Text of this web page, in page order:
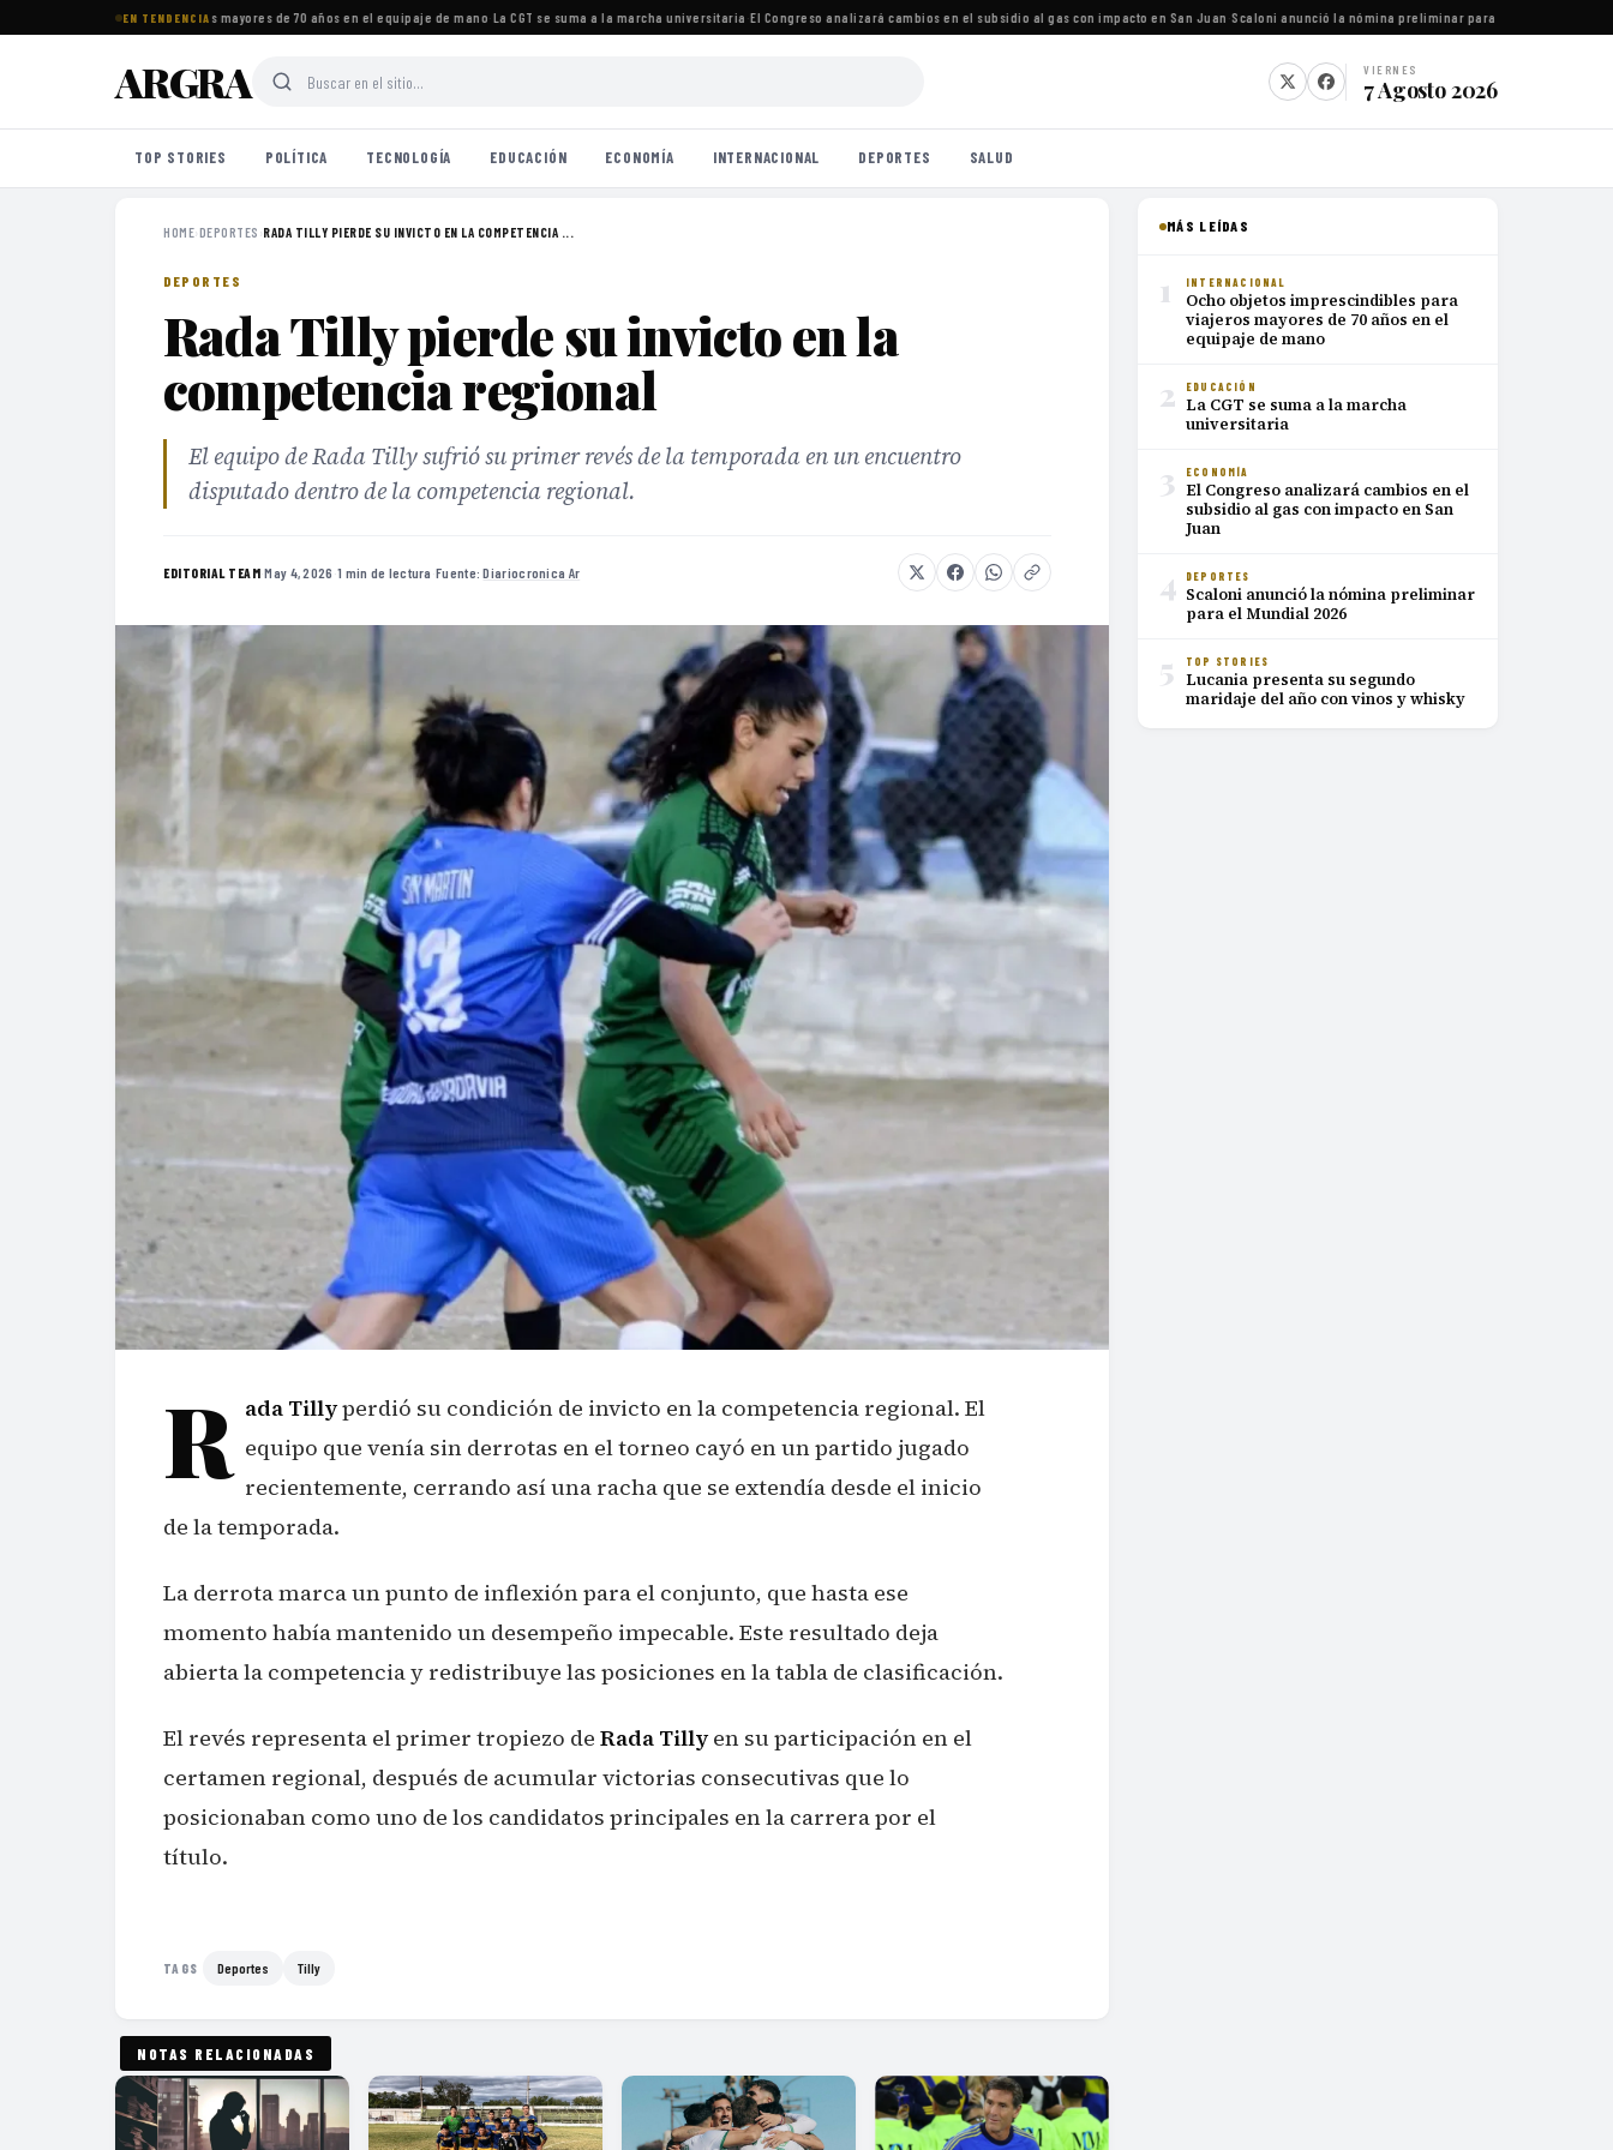
EN TENDENCIA
imprescindibles para viajeros mayores de 70 años en el equipaje de mano·La CGT se suma a la marcha universitaria·El Congreso analizará cambios en el subsidio al gas con impacto en San Juan·Scaloni anunció la nómina preliminar para el Mundial 2026
ARGRA VIERNES
7 Agosto 2026
TOP STORIES POLÍTICA TECNOLOGÍA EDUCACIÓN ECONOMÍA INTERNACIONAL DEPORTES SALUD
HOME›DEPORTES ›RADA TILLY PIERDE SU INVICTO EN LA COMPETENCIA ...
DEPORTES
Rada Tilly pierde su invicto en la
competencia regional
El equipo de Rada Tilly sufrió su primer revés de la temporada en un encuentro
disputado dentro de la competencia regional.
EDITORIAL TEAM·May 4, 2026 ·1 min de lectura ·Fuente:Diariocronica Ar
R ada Tillyperdió su condición de invicto en la competencia regional. El
equipo que venía sin derrotas en el torneo cayó en un partido jugado
recientemente, cerrando así una racha que se extendía desde el inicio
de la temporada.
La derrota marca un punto de inflexión para el conjunto, que hasta ese
momento había mantenido un desempeño impecable. Este resultado deja
abierta la competencia y redistribuye las posiciones en la tabla de clasificación.
El revés representa el primer tropiezo de Rada Tillyen su participación en el
certamen regional, después de acumular victorias consecutivas que lo
posicionaban como uno de los candidatos principales en la carrera por el
título.
TAGS Deportes Tilly
NOTAS RELACIONADAS
MÁS LEÍDAS
1 INTERNACIONAL
Ocho objetos imprescindibles para
viajeros mayores de 70 años en el
equipaje de mano
2 EDUCACIÓN
La CGT se suma a la marcha
universitaria
3 ECONOMÍA
El Congreso analizará cambios en el
subsidio al gas con impacto en San
Juan
4 DEPORTES
Scaloni anunció la nómina preliminar
para el Mundial 2026
5 TOP STORIES
Lucania presenta su segundo
maridaje del año con vinos y whisky